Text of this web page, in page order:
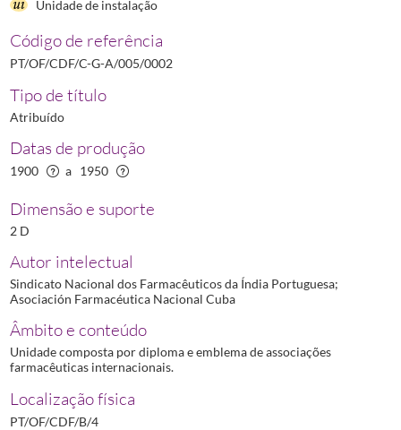
Unidade de instalação
Código de referência
PT/OF/CDF/C-G-A/005/0002
Tipo de título
Atribuído
Datas de produção
1900 a 1950
Dimensão e suporte
2 D
Autor intelectual
Sindicato Nacional dos Farmacêuticos da Índia Portuguesa;
Asociación Farmacéutica Nacional Cuba
Âmbito e conteúdo
Unidade composta por diploma e emblema de associações
farmacêuticas internacionais.
Localização física
PT/OF/CDF/B/4